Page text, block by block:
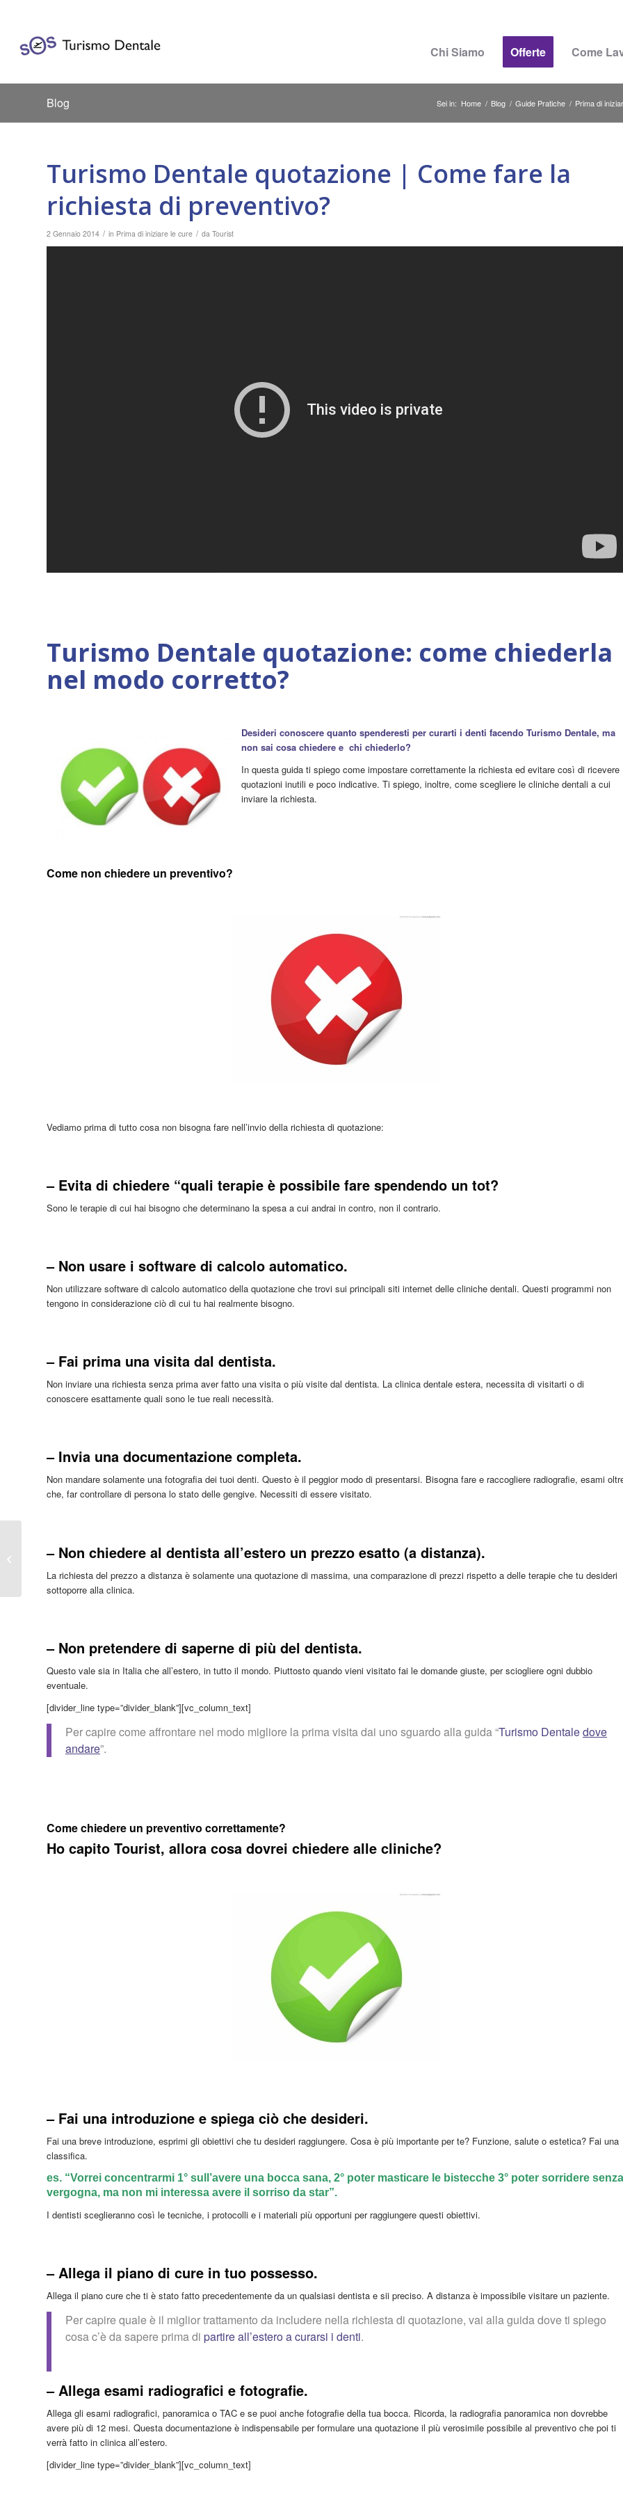
Chi Siamo Offerte Come
Blog Sei in: Home / Blog / Guide Pratiche / Prima di
Turismo Dentale quotazione | Come fare la
richiesta di preventivo?
2 Gennaio 2014 / in Prima di iniziare le cure / da Tourist
Turismo Dentale quotazione: come chiederla
nel modo corretto?
Desideri conoscere quanto spenderesti per curarti i denti facendo Turismo Dentale, ma
non sai cosa chiedere e chi chiederlo?
In questa guida ti spiego come impostare correttamente la richiesta ed evitare così di ricevere
quotazioni inutili e poco indicative. Ti spiego, inoltre, come scegliere le cliniche dentali a cui
inviare la richiesta.
Come non chiedere un preventivo?
Vediamo prima di tutto cosa non bisogna fare nell’invio della richiesta di quotazione:
– Evita di chiedere “quali terapie è possibile fare spendendo un tot?
Sono le terapie di cui hai bisogno che determinano la spesa a cui andrai in contro, non il contrario.
– Non usare i software di calcolo automatico.
Non utilizzare software di calcolo automatico della quotazione che trovi sui principali siti internet delle cliniche dentali. Questi programmi non
tengono in considerazione ciò di cui tu hai realmente bisogno.
– Fai prima una visita dal dentista.
Non inviare una richiesta senza prima aver fatto una visita o più visite dal dentista. La clinica dentale estera, necessita di visitarti o di
conoscere esattamente quali sono le tue reali necessità.
– Invia una documentazione completa.
Non mandare solamente una fotografia dei tuoi denti. Questo è il peggior modo di presentarsi. Bisogna fare e raccogliere radiografie, esami
che, far controllare di persona lo stato delle gengive. Necessiti di essere visitato.
– Non chiedere al dentista all’estero un prezzo esatto (a distanza).
La richiesta del prezzo a distanza è solamente una quotazione di massima, una comparazione di prezzi rispetto a delle terapie che tu desideri
sottoporre alla clinica.
– Non pretendere di saperne di più del dentista.
Questo vale sia in Italia che all’estero, in tutto il mondo. Piuttosto quando vieni visitato fai le domande giuste, per sciogliere ogni dubbio
eventuale.
[divider_line type=”divider_blank”][vc_column_text]
Per capire come affrontare nel modo migliore la prima visita dai uno sguardo alla guida “Turismo Dentaledove
andare”.
Come chiedere un preventivo correttamente?
Ho capito Tourist, allora cosa dovrei chiedere alle cliniche?
– Fai una introduzione e spiega ciò che desideri.
Fai una breve introduzione, esprimi gli obiettivi che tu desideri raggiungere. Cosa è più importante per te? Funzione, salute o estetica? Fai una
classifica.
es. “Vorrei concentrarmi 1° sull’avere una bocca sana, 2° poter masticare le bistecche 3° poter sorridere senza
vergogna, ma non mi interessa avere il sorriso da star”.
I dentisti sceglieranno così le tecniche, i protocolli e i materiali più opportuni per raggiungere questi obiettivi.
– Allega il piano di cure in tuo possesso.
Allega il piano cure che ti è stato fatto precedentemente da un qualsiasi dentista e sii preciso. A distanza è impossibile visitare un paziente.
Per capire quale è il miglior trattamento da includere nella richiesta di quotazione, vai alla guida dove ti spiego
cosa c’è da sapere prima di partire all’estero a curarsi i denti.
– Allega esami radiografici e fotografie.
Allega gli esami radiografici, panoramica o TAC e se puoi anche fotografie della tua bocca. Ricorda, la radiografia panoramica non dovrebbe
avere più di 12 mesi. Questa documentazione è indispensabile per formulare una quotazione il più verosimile possibile al preventivo che poi ti
verrà fatto in clinica all’estero.
[divider_line type=”divider_blank”][vc_column_text]
consigli | Primo portale
informazioni